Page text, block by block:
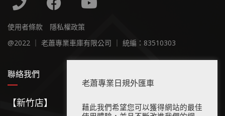
使用者條款
隱私權政策
@2022 ｜ 老蕭專業車庫有限公司 ｜ 統編：83510303
聯絡我們
【新竹店】
老蕭專業日規外匯車
藉此我們希望您可以獲得網站的最佳